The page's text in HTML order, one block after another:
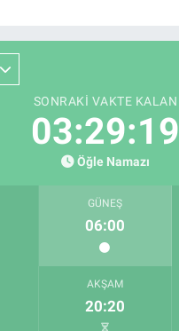
SONRAKI VAKTE KALAN
03:29:19
Öğle Namazı
GÜNEŞ
06:00
AKŞAM
20:20